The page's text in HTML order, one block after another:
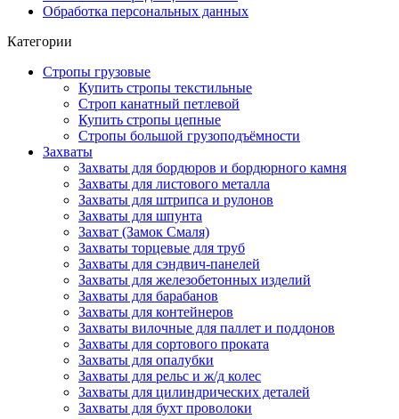
Обработка персональных данных
Категории
Стропы грузовые
Купить стропы текстильные
Строп канатный петлевой
Купить стропы цепные
Стропы большой грузоподъёмности
Захваты
Захваты для бордюров и бордюрного камня
Захваты для листового металла
Захваты для штрипса и рулонов
Захваты для шпунта
Захват (Замок Смаля)
Захваты торцевые для труб
Захваты для сэндвич-панелей
Захваты для железобетонных изделий
Захваты для барабанов
Захваты для контейнеров
Захваты вилочные для паллет и поддонов
Захваты для сортового проката
Захваты для опалубки
Захваты для рельс и ж/д колес
Захваты для цилиндрических деталей
Захваты для бухт проволоки